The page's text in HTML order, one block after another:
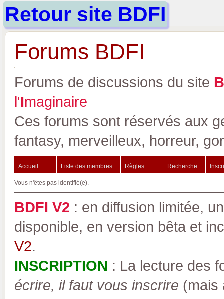
Retour site BDFI
Forums BDFI
Forums de discussions du site B
l'Imaginaire
Ces forums sont réservés aux
fantasy, merveilleux, horreur,
Accueil Liste des membres Règles Recherche
Vous n'êtes pas identifié(e).
BDFI V2 : en diffusion limitée,
disponible, en version bêta et
V2.
INSCRIPTION : La lecture des
écrire, il faut vous inscrire (mais